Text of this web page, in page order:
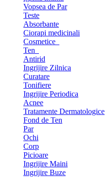
Vopsea de Par
Teste
Absorbante
Ciorapi medicinali
Cosmetice
Ten
Antirid
Ingrijire Zilnica
Curatare
Tonifiere
Ingrijire Periodica
Acnee
Tratamente Dermatologice
Fond de Ten
Par
Ochi
Corp
Picioare
Ingrijire Maini
Ingrijire Buze